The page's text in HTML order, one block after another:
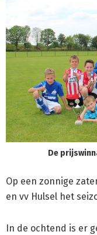
De
Op een zonnige
en vv Hulsel het
In de ochtend is er